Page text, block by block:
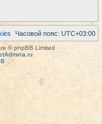
Часовой пояс: UTC+03:00
© phpBB Limited